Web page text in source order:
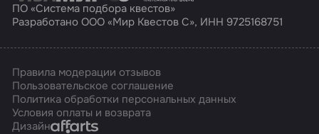
ПО «Система подбора квестов»
Разработано ООО «Мир Квестов С», ИНН 9725168751
Правила модерации отзывов
Пользовательское соглашение
Политика обработки персональных данных
Условия оплаты и возврата
ДизайнAffarts